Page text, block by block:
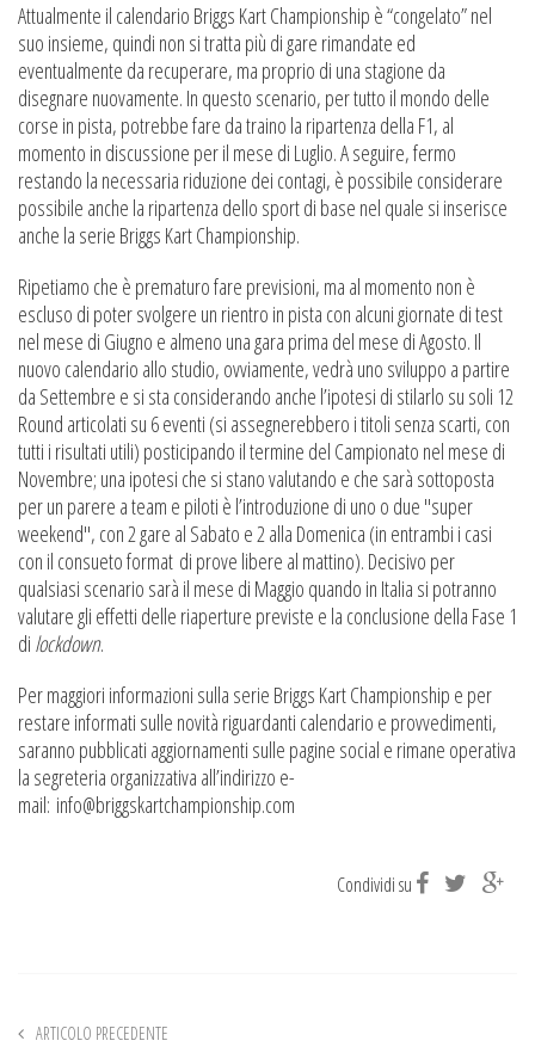
Attualmente il calendario Briggs Kart Championship è “congelato” nel
suo insieme, quindi non si tratta più di gare rimandate ed
eventualmente da recuperare, ma proprio di una stagione da
disegnare nuovamente. In questo scenario, per tutto il mondo delle
corse in pista, potrebbe fare da traino la ripartenza della F1, al
momento in discussione per il mese di Luglio. A seguire, fermo
restando la necessaria riduzione dei contagi, è possibile considerare
possibile anche la ripartenza dello sport di base nel quale si inserisce
anche la serie Briggs Kart Championship.
Ripetiamo che è prematuro fare previsioni, ma al momento non è
escluso di poter svolgere un rientro in pista con alcuni giornate di test
nel mese di Giugno e almeno una gara prima del mese di Agosto. Il
nuovo calendario allo studio, ovviamente, vedrà uno sviluppo a partire
da Settembre e si sta considerando anche l’ipotesi di stilarlo su soli 12
Round articolati su 6 eventi (si assegnerebbero i titoli senza scarti, con
tutti i risultati utili) posticipando il termine del Campionato nel mese di
Novembre; una ipotesi che si stano valutando e che sarà sottoposta
per un parere a team e piloti è l’introduzione di uno o due "super
weekend", con 2 gare al Sabato e 2 alla Domenica (in entrambi i casi
con il consueto format di prove libere al mattino). Decisivo per
qualsiasi scenario sarà il mese di Maggio quando in Italia si potranno
valutare gli effetti delle riaperture previste e la conclusione della Fase 1
di lockdown.
Per maggiori informazioni sulla serie Briggs Kart Championship e per
restare informati sulle novità riguardanti calendario e provvedimenti,
saranno pubblicati aggiornamenti sulle pagine social e rimane operativa
la segreteria organizzativa all’indirizzo e-
mail: info@briggskartchampionship.com
Condividi su
ARTICOLO PRECEDENTE